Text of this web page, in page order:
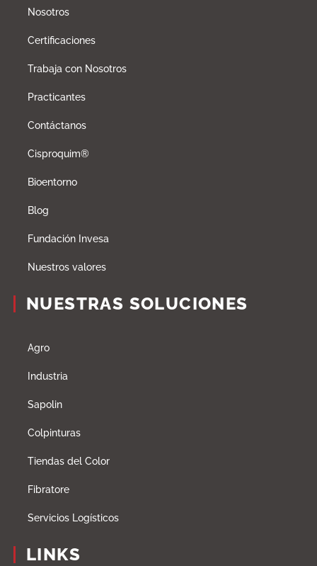
Nosotros
Certificaciones
Trabaja con Nosotros
Practicantes
Contáctanos
Cisproquim®
Bioentorno
Blog
Fundación Invesa
Nuestros valores
NUESTRAS SOLUCIONES
Agro
Industria
Sapolin
Colpinturas
Tiendas del Color
Fibratore
Servicios Logísticos
LINKS